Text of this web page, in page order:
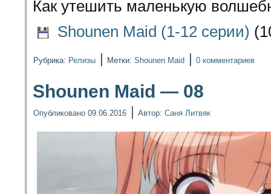
Как утешить маленькую
Shounen Maid (1-12 серии)
Рубрика: Релизы | Метки: Shounen Maid | 0 комментариев
Shounen Maid — 08
Опубликовано 09.06.2016 | Автор: Саня Литвяк